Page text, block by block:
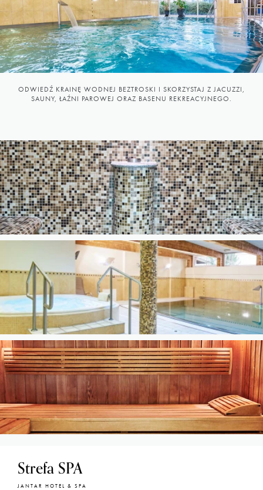
ODWIEDŹ KRAINĘ WODNEJ BEZTROSKI I SKORZYSTAJ Z JACUZZI,
SAUNY, ŁAŹNI PAROWEJ ORAZ BASENU REKREACYJNEGO.
Strefa SPA
JANTAR HOTEL & SPA